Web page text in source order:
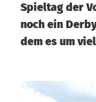
Spieltag der
noch ein
dem es um
K